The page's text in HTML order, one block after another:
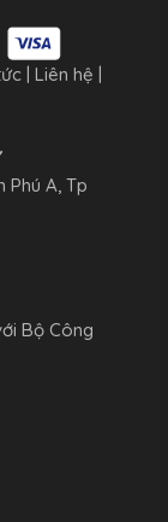
| Liên hệ |
Phú A, Tp
Bộ Công